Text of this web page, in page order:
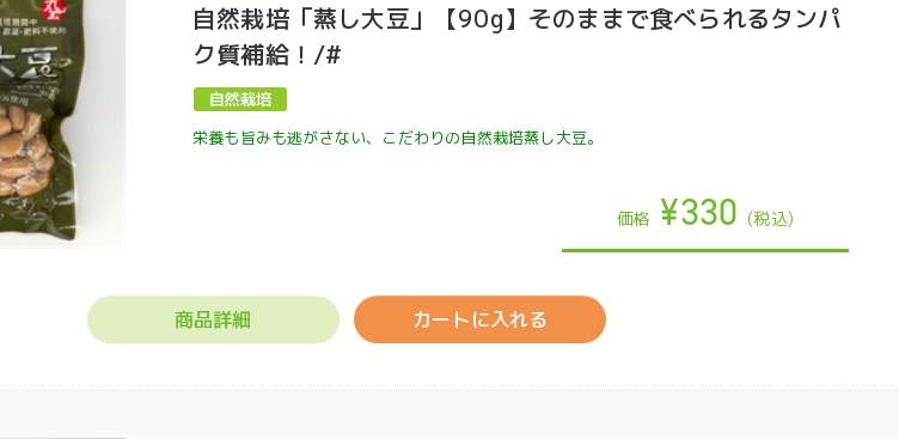
自然栽培「蒸し大豆」【90g】そのままで食べられるタンパ
ク質補給！/#
栄養も旨みも逃がさない、こだわりの自然栽培蒸し大豆。
価格 ¥330 (税込)
商品詳細 カートに入れる